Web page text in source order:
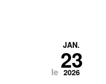
le
JAN.
23
2026